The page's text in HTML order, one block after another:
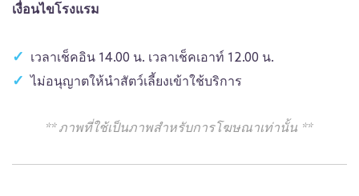
เงื่อนไขโรงแรม
เวลาเช็คอิน 14.00 น. เวลาเช็คเอาท์ 12.00 น.
ไม่อนุญาตให้นำสัตว์เลี้ยงเข้าใช้บริการ
** ภาพที่ใช้เป็นภาพสำหรับการโฆษณาเท่านั้น **